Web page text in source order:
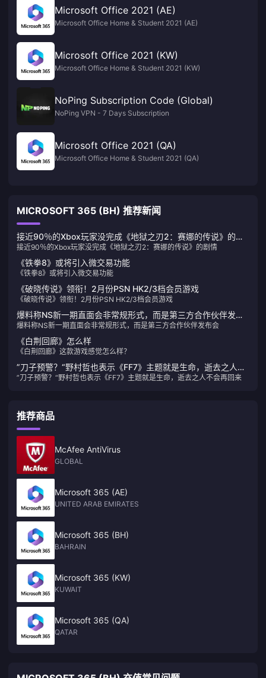
Microsoft Office 2021 (AE)
Microsoft Office Home & Student 2021 (AE)
Microsoft Office 2021 (KW)
Microsoft Office Home & Student 2021 (KW)
NoPing Subscription Code (Global)
NoPing VPN - 7 Days Subscription
Microsoft Office 2021 (QA)
Microsoft Office Home & Student 2021 (QA)
MICROSOFT 365 (BH) 推荐新闻
接近90％的Xbox玩家没完成《地狱之刃2：赛娜的传说》的剧
情
接近90％的Xbox玩家没完成《地狱之刃2：赛娜的传说》的剧情
《铁拳8》或将引入微交易功能
《铁拳8》或将引入微交易功能
《破晓传说》领衔！2月份PSN HK2/3档会员游戏
《破晓传说》领衔！2月份PSN HK2/3档会员游戏
爆料称NS新一期直面会非常规形式，而是第三方合作伙伴发布
会
爆料称NS新一期直面会非常规形式，而是第三方合作伙伴发布会
《白荆回廊》怎么样
《白荆回廊》这款游戏感觉怎么样？
”刀子预警？“野村哲也表示《FF7》主题就是生命，逝去之人不
会再回来
”刀子预警？“野村哲也表示《FF7》主题就是生命，逝去之人不会再回来
推荐商品
McAfee AntiVirus
GLOBAL
Microsoft 365 (AE)
UNITED ARAB EMIRATES
Microsoft 365 (BH)
BAHRAIN
Microsoft 365 (KW)
KUWAIT
Microsoft 365 (QA)
QATAR